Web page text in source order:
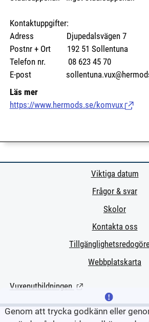
Kontaktuppgifter:
Adress Djupedalsvägen 7
Postnr + Ort 192 51 Sollentuna
Telefon nr. 08 623 45 70
E-post
Läs mer
https://www.hermods.se/komvux (Länk
Viktiga datum
Frågor & svar
Skolor
Kontakta oss
Webbplatskarta
Vuxenutbildningen (Länk till extern sida.)
Genom att trycka godkänn eller